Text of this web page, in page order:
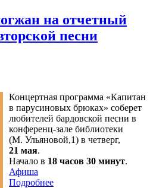
на отчетный
песни
Концертная программа «Капитан
в парусиновых брюках» соберет
любителей бардовской песни в
конференц-зале библиотеки
(М. Ульяновой,1) в четверг,
21 мая.
Начало в 18 часов 30 минут.
Афиша
Подробнее